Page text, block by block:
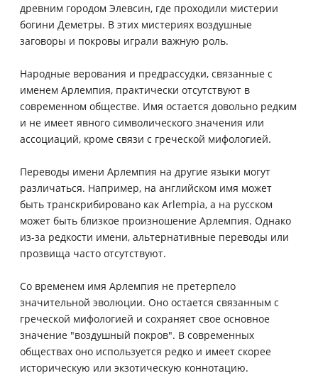
древним городом Элевсин, где проходили мистерии
богини Деметры. В этих мистериях воздушные
заговоры и покровы играли важную роль.
Народные верования и предрассудки, связанные с
именем Арлемпия, практически отсутствуют в
современном обществе. Имя остается довольно редким
и не имеет явного символического значения или
ассоциаций, кроме связи с греческой мифологией.
Переводы имени Арлемпия на другие языки могут
различаться. Например, на английском имя может
быть транскрибировано как Arlempia, а на русском
может быть близкое произношение Арлемпия. Однако
из-за редкости имени, альтернативные переводы или
прозвища часто отсутствуют.
Со временем имя Арлемпия не претерпело
значительной эволюции. Оно остается связанным с
греческой мифологией и сохраняет свое основное
значение "воздушный покров". В современных
обществах оно используется редко и имеет скорее
историческую или экзотическую коннотацию.